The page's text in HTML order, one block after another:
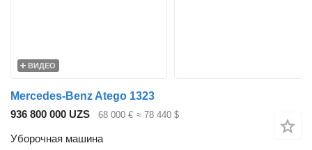
ВИДЕО
Mercedes-Benz Atego 1323
936 800 000 UZS
68 000 € ≈ 78 440 $
Уборочная машина